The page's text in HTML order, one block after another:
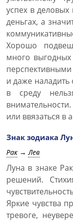
успех в деловых
деньгах, а
Хорошо
много выгодных
и даже
в среду
или ввязаться в
Знак зодиака
Рак →Лев
Луна в знаке
решений.
Яркие чувства
тревоге,